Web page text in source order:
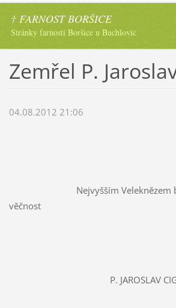
† FARNOST BORŠICE
Stránky farnosti Boršice u Buchlovic
Zemřel P.
04.08.2012 21:06
Nejvyšším Veleknězem byl
věčnost
P. JAROSLAV